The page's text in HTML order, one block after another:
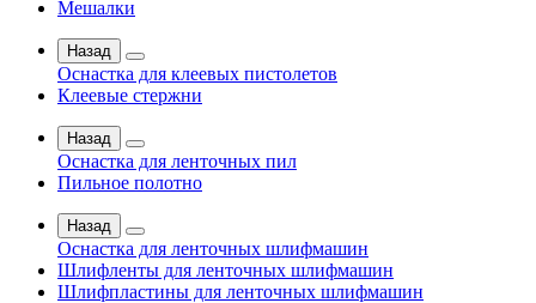
Мешалки
Назад
Оснастка для клеевых пистолетов
Клеевые стержни
Назад
Оснастка для ленточных пил
Пильное полотно
Назад
Оснастка для ленточных шлифмашин
Шлифленты для ленточных шлифмашин
Шлифпластины для ленточных шлифмашин